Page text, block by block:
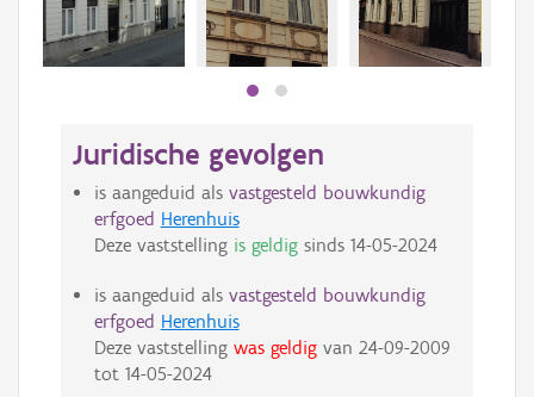
Juridische gevolgen
is aangeduid als vastgesteld bouwkundig
erfgoed Herenhuis
Deze vaststelling is geldigsinds 14-05-2024
is aangeduid als vastgesteld bouwkundig
erfgoed Herenhuis
Deze vaststelling was geldigvan 24-09-2009
tot 14-05-2024